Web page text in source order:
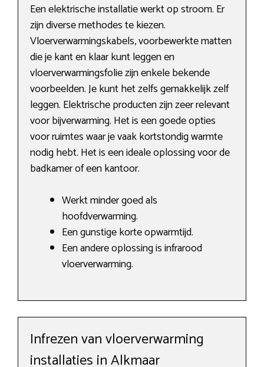
Een elektrische installatie werkt op stroom. Er
zijn diverse methodes te kiezen.
Vloerverwarmingskabels, voorbewerkte matten
die je kant en klaar kunt leggen en
vloerverwarmingsfolie zijn enkele bekende
voorbeelden. Je kunt het zelfs gemakkelijk zelf
leggen. Elektrische producten zijn zeer relevant
voor bijverwarming. Het is een goede opties
voor ruimtes waar je vaak kortstondig warmte
nodig hebt. Het is een ideale oplossing voor de
badkamer of een kantoor.
Werkt minder goed als
hoofdverwarming.
Een gunstige korte opwarmtijd.
Een andere oplossing is infrarood
vloerverwarming.
Infrezen van vloerverwarming
installaties in Alkmaar